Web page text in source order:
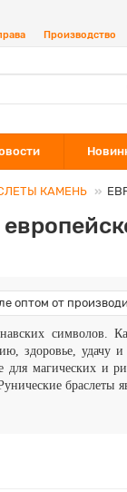
Производство
КАМЕНЬ
символов.
здоровье, удачу
для магических и
браслеты